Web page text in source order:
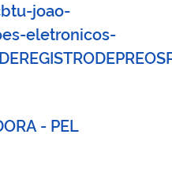
joao-
eletronicos-
- PEL